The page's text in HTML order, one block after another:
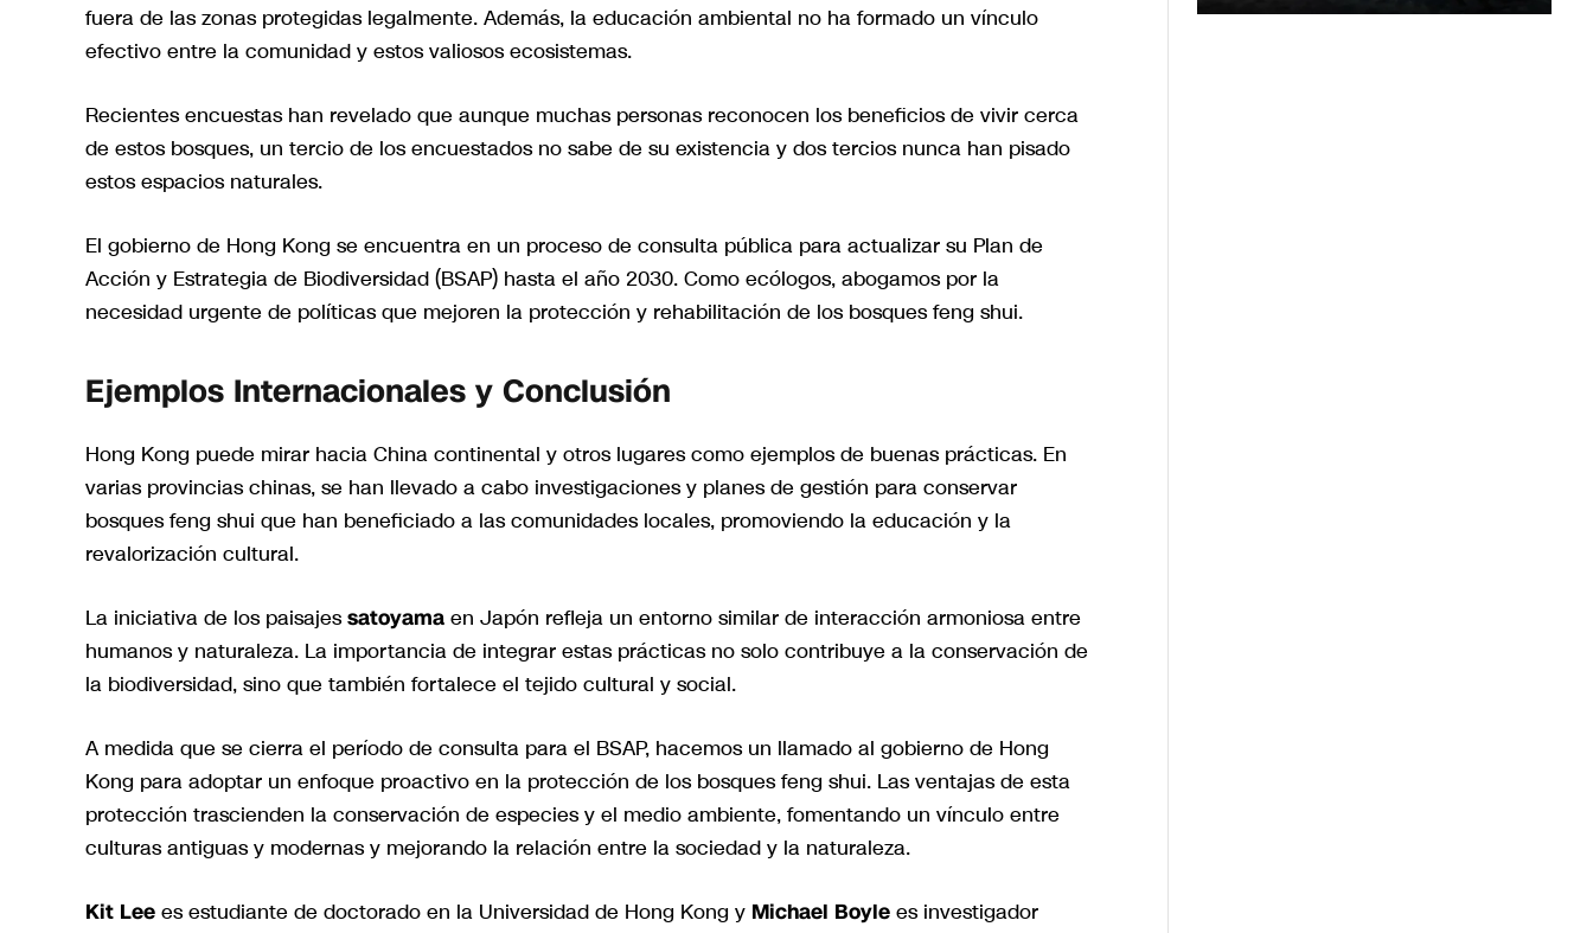
fuera de las zonas protegidas legalmente. Además, la educación ambiental no ha formado un vínculo
efectivo entre la comunidad y estos valiosos ecosistemas.
Recientes encuestas han revelado que aunque muchas personas reconocen los beneficios de vivir cerca
de estos bosques, un tercio de los encuestados no sabe de su existencia y dos tercios nunca han pisado
estos espacios naturales.
El gobierno de Hong Kong se encuentra en un proceso de consulta pública para actualizar su Plan de
Acción y Estrategia de Biodiversidad (BSAP) hasta el año 2030. Como ecólogos, abogamos por la
necesidad urgente de políticas que mejoren la protección y rehabilitación de los bosques feng shui.
Ejemplos Internacionales y Conclusión
Hong Kong puede mirar hacia China continental y otros lugares como ejemplos de buenas prácticas. En
varias provincias chinas, se han llevado a cabo investigaciones y planes de gestión para conservar
bosques feng shui que han beneficiado a las comunidades locales, promoviendo la educación y la
revalorización cultural.
La iniciativa de los paisajessatoyama en Japón refleja un entorno similar de interacción armoniosa entre
humanos y naturaleza. La importancia de integrar estas prácticas no solo contribuye a la conservación de
la biodiversidad, sino que también fortalece el tejido cultural y social.
A medida que se cierra el período de consulta para el BSAP, hacemos un llamado al gobierno de Hong
Kong para adoptar un enfoque proactivo en la protección de los bosques feng shui. Las ventajas de esta
protección trascienden la conservación de especies y el medio ambiente, fomentando un vínculo entre
culturas antiguas y modernas y mejorando la relación entre la sociedad y la naturaleza.
Kit Lee es estudiante de doctorado en la Universidad de Hong Kong y Michael Boyle es investigador